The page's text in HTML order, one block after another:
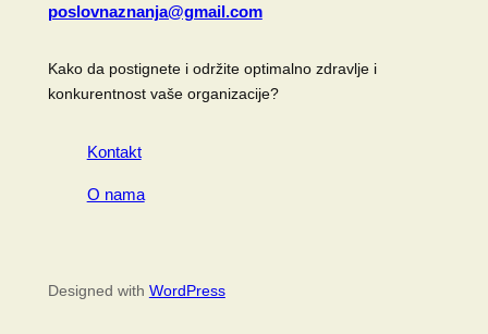
poslovnaznanja@gmail.com
Kako da postignete i održite optimalno zdravlje i
konkurentnost vaše organizacije?
Kontakt
O nama
Designed with WordPress